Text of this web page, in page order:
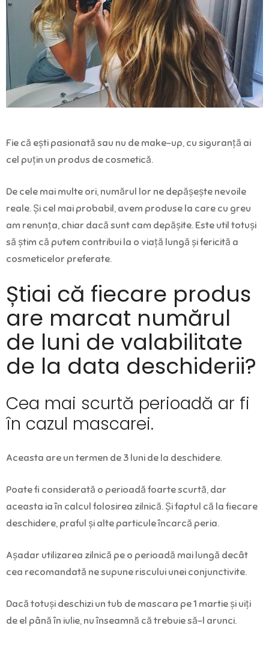
Fie că ești pasionată sau nu de make-up, cu siguranță ai
cel puțin un produs de cosmetică.
De cele mai multe ori, numărul lor ne depășește nevoile
reale. Și cel mai probabil, avem produse la care cu greu
am renunța, chiar dacă sunt cam depășite. Este util totuși
să știm că putem contribui la o viață lungă și fericită a
cosmeticelor preferate.
Știai că fiecare produs
are marcat numărul
de luni de valabilitate
de la data deschiderii?
Cea mai scurtă perioadă ar fi
în cazul mascarei.
Aceasta are un termen de 3 luni de la deschidere.
Poate fi considerată o perioadă foarte scurtă, dar
aceasta ia în calcul folosirea zilnică. Și faptul că la fiecare
deschidere, praful și alte particule încarcă peria.
Așadar utilizarea zilnică pe o perioadă mai lungă decât
cea recomandată ne supune riscului unei conjunctivite.
Dacă totuși deschizi un tub de mascara pe 1 martie și uiți
de el până în iulie, nu înseamnă că trebuie să-l arunci.